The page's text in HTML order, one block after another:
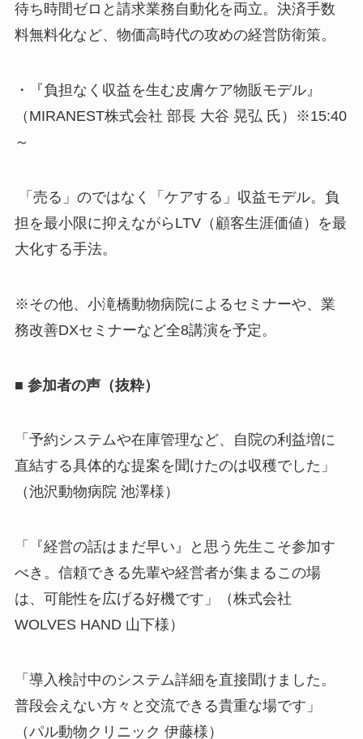
待ち時間ゼロと請求業務自動化を両立。決済手数
料無料化など、物価高時代の攻めの経営防衛策。
・『負担なく収益を生む皮膚ケア物販モデル』
（MIRANEST株式会社 部長 大谷 晃弘 氏）※15:40
～
「売る」のではなく「ケアする」収益モデル。負
担を最小限に抑えながらLTV（顧客生涯価値）を最
大化する手法。
※その他、小滝橋動物病院によるセミナーや、業
務改善DXセミナーなど全8講演を予定。
■ 参加者の声（抜粋）
「予約システムや在庫管理など、自院の利益増に
直結する具体的な提案を聞けたのは収穫でした」
（池沢動物病院 池澤様）
「『経営の話はまだ早い』と思う先生こそ参加す
べき。信頼できる先輩や経営者が集まるこの場
は、可能性を広げる好機です」（株式会社
WOLVES HAND 山下様）
「導入検討中のシステム詳細を直接聞けました。
普段会えない方々と交流できる貴重な場です」
（パル動物クリニック 伊藤様）